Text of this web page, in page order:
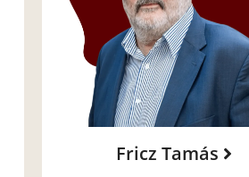
Fricz Tamás